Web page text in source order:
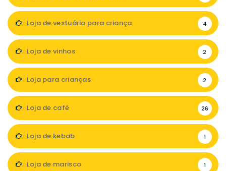
Loja de vestuário para criança 4
Loja de vinhos 2
Loja para crianças 2
Loja de café 26
Loja de kebab 1
Loja de marisco 1